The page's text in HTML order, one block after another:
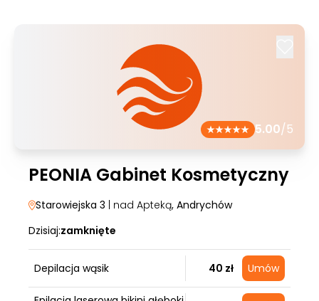
5.00/5
PEONIA Gabinet Kosmetyczny
Starowiejska 3 | nad Apteką, Andrychów
Dzisiaj:zamknięte
Depilacja wąsik 40 zł Umów